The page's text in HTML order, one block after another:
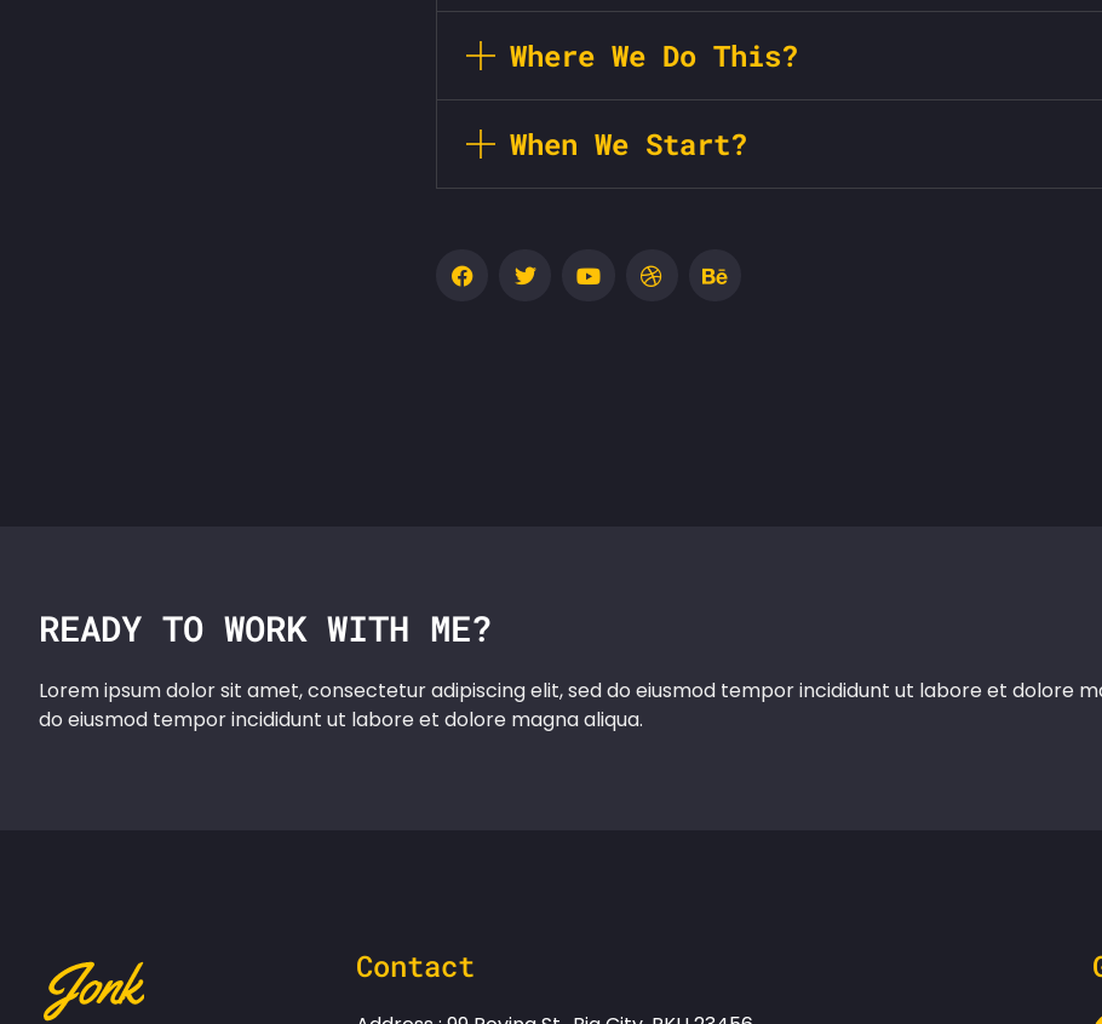
Where We Do This?
When We Start?
READY TO WORK WITH ME?
Lorem ipsum dolor sit amet, consectetur adipiscing elit, sed do eiusmod tempor incididunt ut labore et dolore
do eiusmod tempor incididunt ut labore et dolore magna aliqua.
Contact